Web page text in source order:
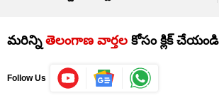
మరిన్ని తెలంగాణ వార్తల కోసం క్లిక్‌
Follow Us